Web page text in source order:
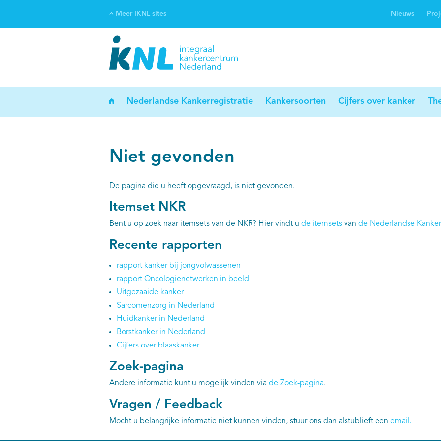
kanker
Meer IKNL sites Nieuws
Nederlandse Kankerregistratie Kankersoorten Cijfers over kanker
Niet gevonden
De pagina die u heeft opgevraagd, is niet gevonden.
Itemset NKR
Bent u op zoek naar itemsets van de NKR? Hier vindt u de itemsets van de Nederlandse
Recente rapporten
rapport kanker bij jongvolwassenen
rapport Oncologienetwerken in beeld
Uitgezaaide kanker
Sarcomenzorg in Nederland
Huidkanker in Nederland
Borstkanker in Nederland
Cijfers over blaaskanker
Zoek-pagina
Andere informatie kunt u mogelijk vinden via de Zoek-pagina.
Vragen / Feedback
Mocht u belangrijke informatie niet kunnen vinden, stuur ons dan alstublieft een email .